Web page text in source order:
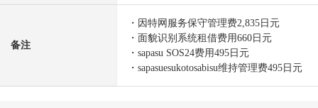
备注
・因特网服务保守管理费2,835日元
・面貌识别系统租借费用660日元
・sapasu SOS24费用495日元
・sapasuesukotosabisu维持管理费495日元